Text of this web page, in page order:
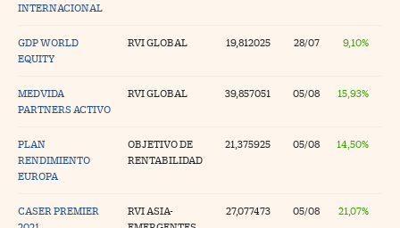
INTERNACIONAL
GDP WORLD
EQUITY
RVI GLOBAL 19,812025 28/07 9,10%
MEDVIDA
PARTNERS ACTIVO
RVI GLOBAL 39,857051 05/08 15,93%
PLAN
RENDIMIENTO
EUROPA
OBJETIVO DE
RENTABILIDAD
21,375925 05/08 14,50%
CASER PREMIER
RVI ASIA-
27,077473 05/08 21,07%